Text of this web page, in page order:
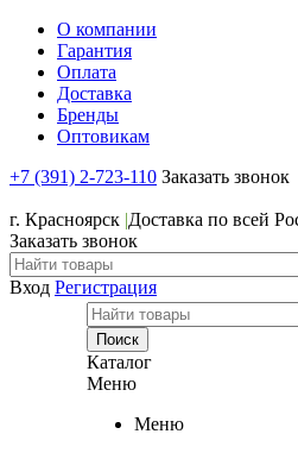
О компании
Гарантия
Оплата
Доставка
Бренды
Оптовикам
+7 (391) 2-723-110 Заказать звонок
г. Красноярск |Доставка по всей
Заказать звонок
Вход Регистрация
Каталог
Меню
Меню